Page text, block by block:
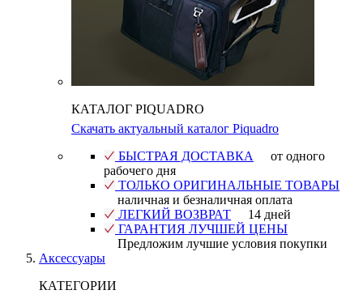
КАТАЛОГ PIQUADRO
Скачать актуальный каталог Piquadro
БЫСТРАЯ ДОСТАВКА
от одного
рабочего дня
ТОЛЬКО ОРИГИНАЛЬНЫЕ ТОВАРЫ
наличная и безналичная оплата
ЛЕГКИЙ ВОЗВРАТ
14 дней
ГАРАНТИЯ ЛУЧШЕЙ ЦЕНЫ
Предложим лучшие условия покупки
Аксессуары
КАТЕГОРИИ